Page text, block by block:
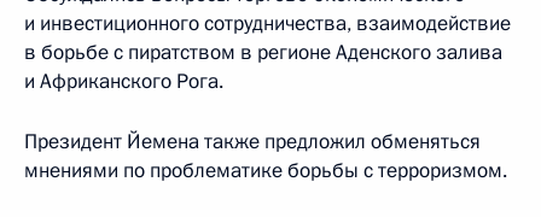
и инвестиционного сотрудничества, взаимодействие
в борьбе с пиратством в регионе Аденского залива
и Африканского Рога.
Президент Йемена также предложил обменяться
мнениями по проблематике борьбы с терроризмом.